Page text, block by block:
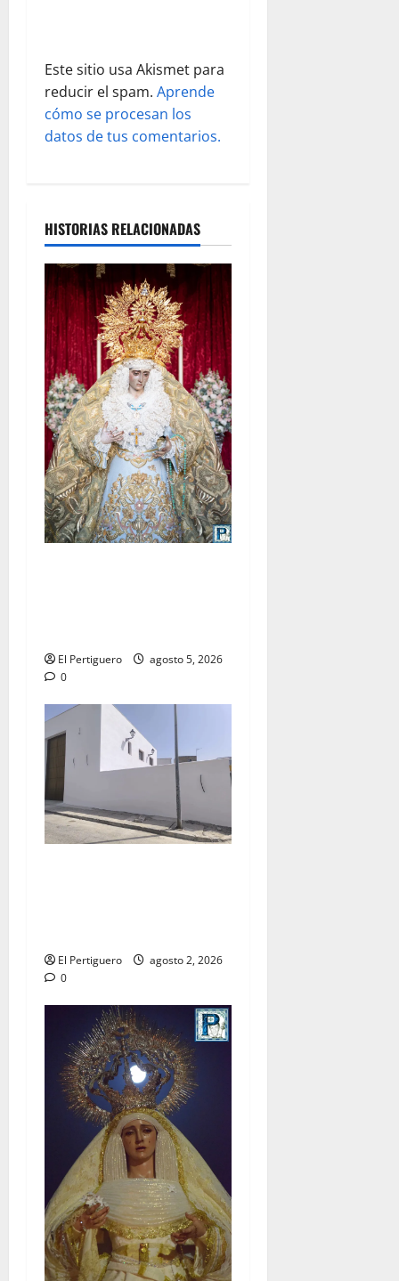
d
a
s
Este sitio usa Akismet para
reducir el spam. Aprende
cómo se procesan los
datos de tus comentarios.
HISTORIAS RELACIONADAS
El Pertiguero
agosto 5, 2026
0
El Pertiguero
agosto 2, 2026
0